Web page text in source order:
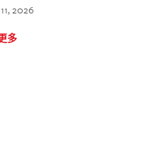
2026
多